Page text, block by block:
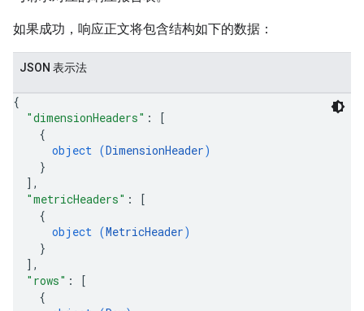
如果成功，响应正文将包含结构如下的数据：
JSON 表示法
{
"dimensionHeaders" :
[
{
object (DimensionHeader)
}
] ,
"metricHeaders" :
[
{
object (MetricHeader)
}
] ,
"rows" :
[
{